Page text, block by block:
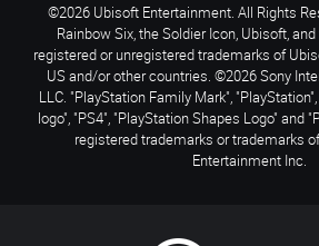
©2026 Ubisoft Entertainment. All Rights
Rainbow Six, the Soldier Icon, Ubisoft,
registered or unregistered trademarks of
US and/or other countries. ©2026 Sony
LLC. "PlayStation Family Mark",
logo", "PS4", "PlayStation Shapes Logo" and
registered trademarks or trademarks
Entertainment Inc.